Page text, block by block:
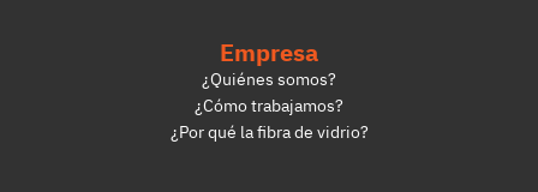
Empresa
¿Quiénes somos?
¿Cómo trabajamos?
¿Por qué la fibra de vidrio?